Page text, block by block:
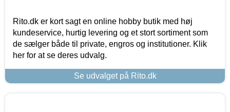
Rito.dk er kort sagt en online hobby butik med høj
kundeservice, hurtig levering og et stort sortiment som
de sælger både til private, engros og institutioner. Klik
her for at se deres udvalg.
Se udvalget på Rito.dk